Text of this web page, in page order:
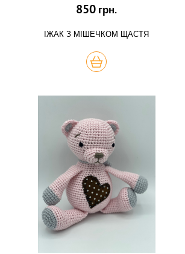
850 грн.
ІЖАК З МІШЕЧКОМ ЩАСТЯ
КУПИТЬ